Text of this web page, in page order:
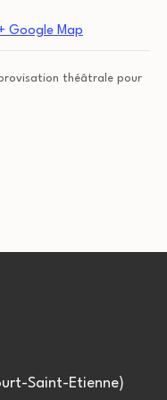
Google Map
théâtrale pour
Saint-Etienne)